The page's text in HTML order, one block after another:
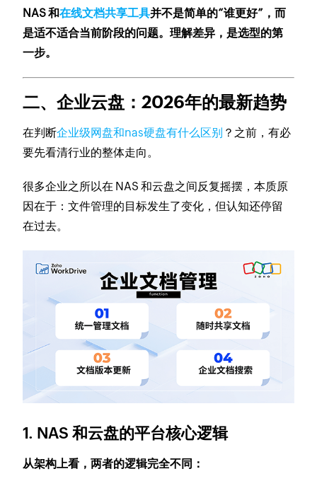
NAS 和在线文档共享工具并不是简单的“谁更好”，而
是适不适合当前阶段的问题。理解差异，是选型的第
一步。
二、企业云盘：2026年的最新趋势
在判断企业级网盘和nas硬盘有什么区别 ？之前，有必
要先看清行业的整体走向。
很多企业之所以在 NAS 和云盘之间反复摇摆，本质原
因在于：文件管理的目标发生了变化，但认知还停留
在过去。
1. NAS 和云盘的平台核心逻辑
从架构上看，两者的逻辑完全不同：